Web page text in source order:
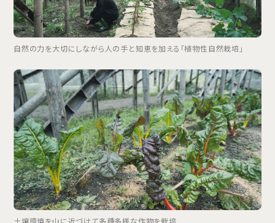
自然の力を大切にしながら人の手と知恵を加える「植物性自然栽培」